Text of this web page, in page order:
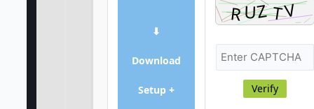
⬇
Download
Setup + Verify